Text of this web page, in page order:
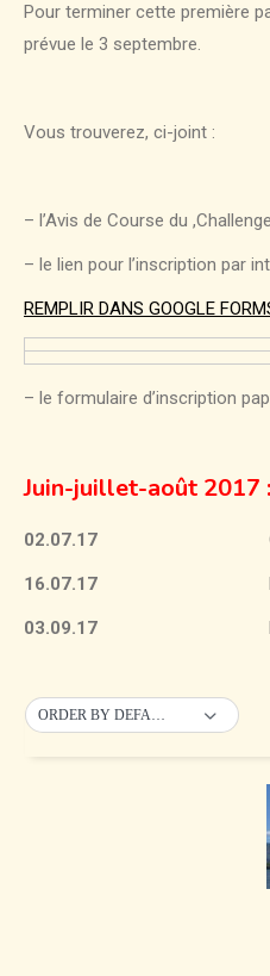
Pour terminer cette première
prévue le 3 septembre.
Vous trouverez, ci-joint :
– l’Avis de Course du
– le lien pour l’inscription par
REMPLIR DANS GOOGLE
– le formulaire d’inscription
Juin-juillet-août 2017 :
02.07.17
16.07.17
03.09.17
ORDER BY DEFAULT